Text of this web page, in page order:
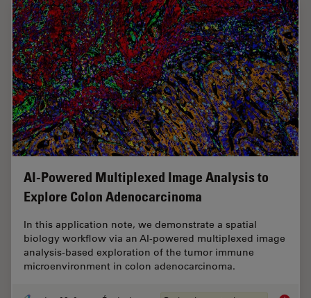
AI-Powered Multiplexed Image Analysis to
Explore Colon Adenocarcinoma
In this application note, we demonstrate a spatial
biology workflow via an AI-powered multiplexed image
analysis-based exploration of the tumor immune
microenvironment in colon adenocarcinoma.